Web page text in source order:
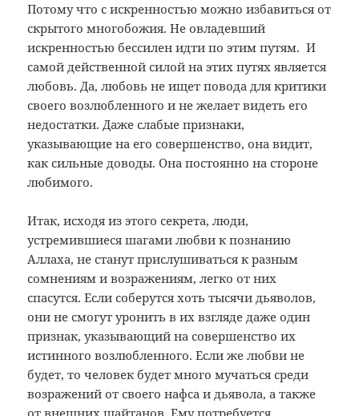
Потому что с искренностью можно избавиться от
скрытого многобожия. Не овладевший
искренностью бессилен идти по этим путям. И
самой действенной силой на этих путях является
любовь. Да, любовь не ищет повода для критики
своего возлюбленного и не желает видеть его
недостатки. Даже слабые признаки,
указывающие на его совершенство, она видит,
как сильные доводы. Она постоянно на стороне
любимого.
Итак, исходя из этого секрета, люди,
устремившиеся шагами любви к познанию
Аллаха, не станут прислушиваться к разным
сомнениям и возражениям, легко от них
спасутся. Если соберутся хоть тысячи дьяволов,
они не смогут уронить в их взгляде даже один
признак, указывающий на совершенство их
истинного возлюбленного. Если же любви не
будет, то человек будет много мучаться среди
возражений от своего нафса и дьявола, а также